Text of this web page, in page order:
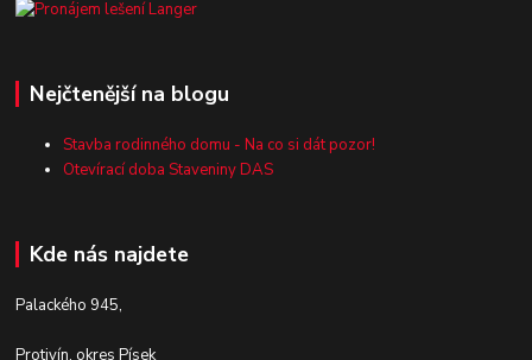
Nejčtenější na blogu
Stavba rodinného domu - Na co si dát pozor!
Otevírací doba Staveniny DAS
Kde nás najdete
Palackého 945,
Protivín, okres Písek